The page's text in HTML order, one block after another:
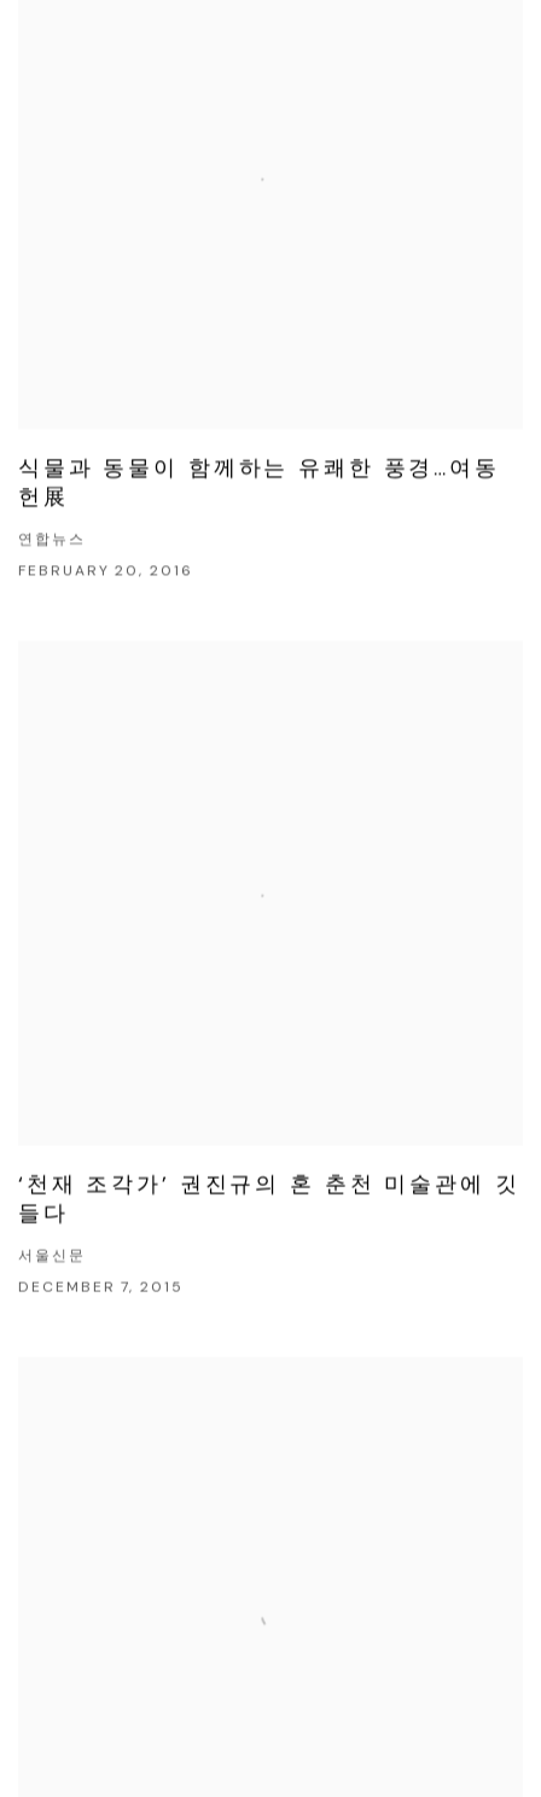
식물과 동물이 함께하는 유쾌한 풍경…여동
헌展
연합뉴스
FEBRUARY 20, 2016
‘천재 조각가’ 권진규의 혼 춘천 미술관에 깃
들다
서울신문
DECEMBER 7, 2015